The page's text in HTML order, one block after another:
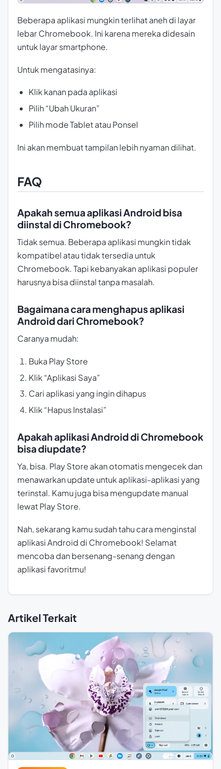
Beberapa aplikasi mungkin terlihat aneh di layar
lebar Chromebook. Ini karena mereka didesain
untuk layar smartphone.
Untuk mengatasinya:
Klik kanan pada aplikasi
Pilih “Ubah Ukuran”
Pilih mode Tablet atau Ponsel
Ini akan membuat tampilan lebih nyaman dilihat.
FAQ
Apakah semua aplikasi Android bisa
diinstal di Chromebook?
Tidak semua. Beberapa aplikasi mungkin tidak
kompatibel atau tidak tersedia untuk
Chromebook. Tapi kebanyakan aplikasi populer
harusnya bisa diinstal tanpa masalah.
Bagaimana cara menghapus aplikasi
Android dari Chromebook?
Caranya mudah:
Buka Play Store
Klik “Aplikasi Saya”
Cari aplikasi yang ingin dihapus
Klik “Hapus Instalasi”
Apakah aplikasi Android di Chromebook
bisa diupdate?
Ya, bisa. Play Store akan otomatis mengecek dan
menawarkan update untuk aplikasi-aplikasi yang
terinstal. Kamu juga bisa mengupdate manual
lewat Play Store.
Nah, sekarang kamu sudah tahu cara menginstal
aplikasi Android di Chromebook! Selamat
mencoba dan bersenang-senang dengan
aplikasi favoritmu!
Artikel Terkait